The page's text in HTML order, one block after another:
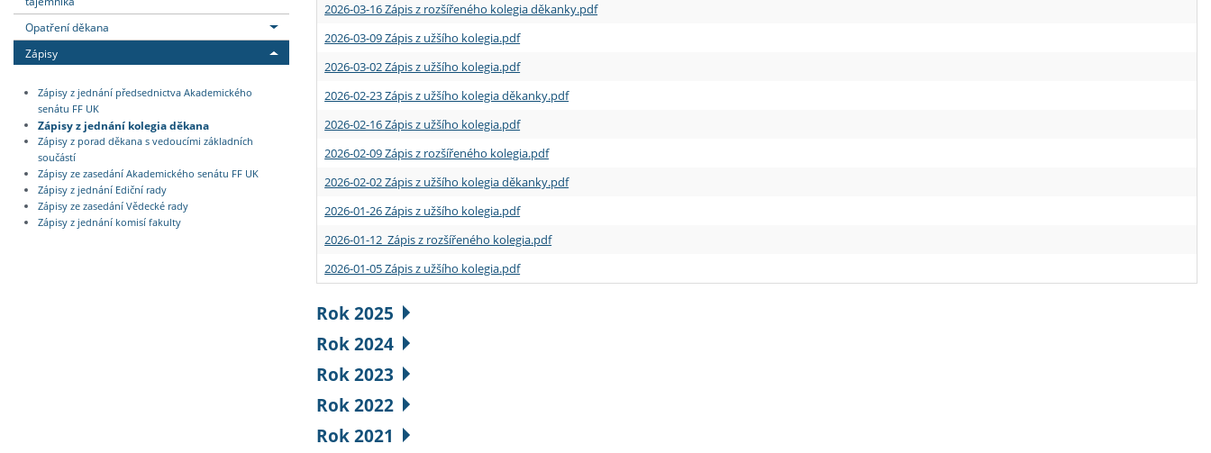
Opatření děkana
Zápisy
Zápisy z jednání předsednictva Akademického
senátu FF UK
Zápisy z jednání kolegia děkana
Zápisy z porad děkana s vedoucími základních
součástí
Zápisy ze zasedání Akademického senátu FF UK
Zápisy z jednání Ediční rady
Zápisy ze zasedání Vědecké rady
Zápisy z jednání komisí fakulty
2026-03-16 Zápis z rozšířeného kolegia děkanky.pdf
2026-03-09 Zápis z užšího kolegia.pdf
2026-03-02 Zápis z užšího kolegia.pdf
2026-02-23 Zápis z užšího kolegia děkanky.pdf
2026-02-16 Zápis z užšího kolegia.pdf
2026-02-09 Zápis z rozšířeného kolegia.pdf
2026-02-02 Zápis z užšího kolegia děkanky.pdf
2026-01-26 Zápis z užšího kolegia.pdf
2026-01-12 Zápis z rozšířeného kolegia.pdf
2026-01-05 Zápis z užšího kolegia.pdf
Rok 2025
Rok 2024
Rok 2023
Rok 2022
Rok 2021